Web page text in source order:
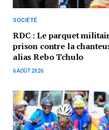
SOCIÉTÉ
RDC : Le parquet
prison contre la
alias Rebo Tchulo
6 AOÛT 2026